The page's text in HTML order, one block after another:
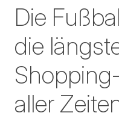
Die
die
aller